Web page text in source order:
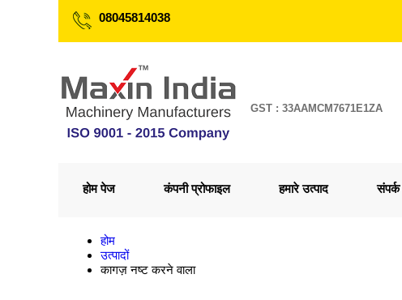
08045814038
GST : 33AAMCM7671E1ZA
होम पेज कंपनी प्रोफाइल हमारे उत्पाद
होम
उत्पादों
कागज़ नष्ट करने वाला